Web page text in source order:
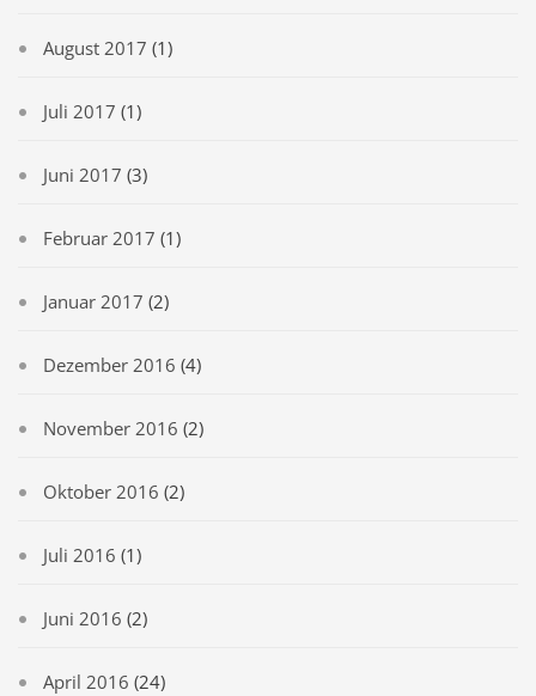
August 2017 (1)
Juli 2017 (1)
Juni 2017 (3)
Februar 2017 (1)
Januar 2017 (2)
Dezember 2016 (4)
November 2016 (2)
Oktober 2016 (2)
Juli 2016 (1)
Juni 2016 (2)
April 2016 (24)